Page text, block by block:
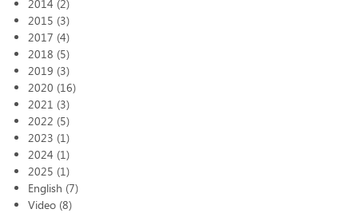
2014 (2)
2015 (3)
2017 (4)
2018 (5)
2019 (3)
2020 (16)
2021 (3)
2022 (5)
2023 (1)
2024 (1)
2025 (1)
English (7)
Video (8)